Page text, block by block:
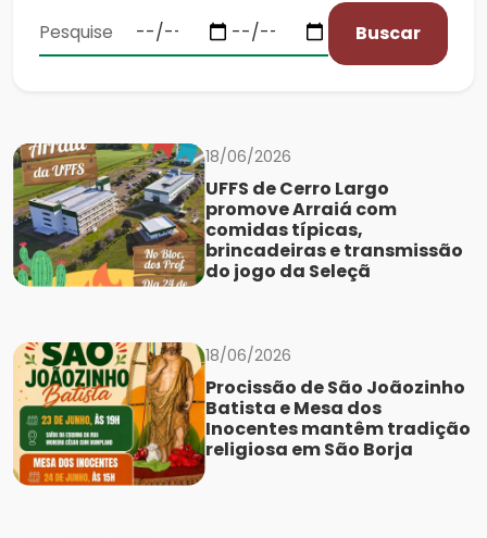
Buscar
18/06/2026
UFFS de Cerro Largo
promove Arraiá com
comidas típicas,
brincadeiras e transmissão
do jogo da Seleçã
18/06/2026
Procissão de São Joãozinho
Batista e Mesa dos
Inocentes mantêm tradição
religiosa em São Borja